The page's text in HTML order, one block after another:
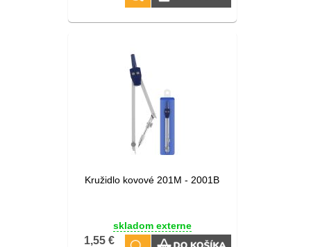
Kružidlo kovové 201M - 2001B
skladom externe
1,55 €